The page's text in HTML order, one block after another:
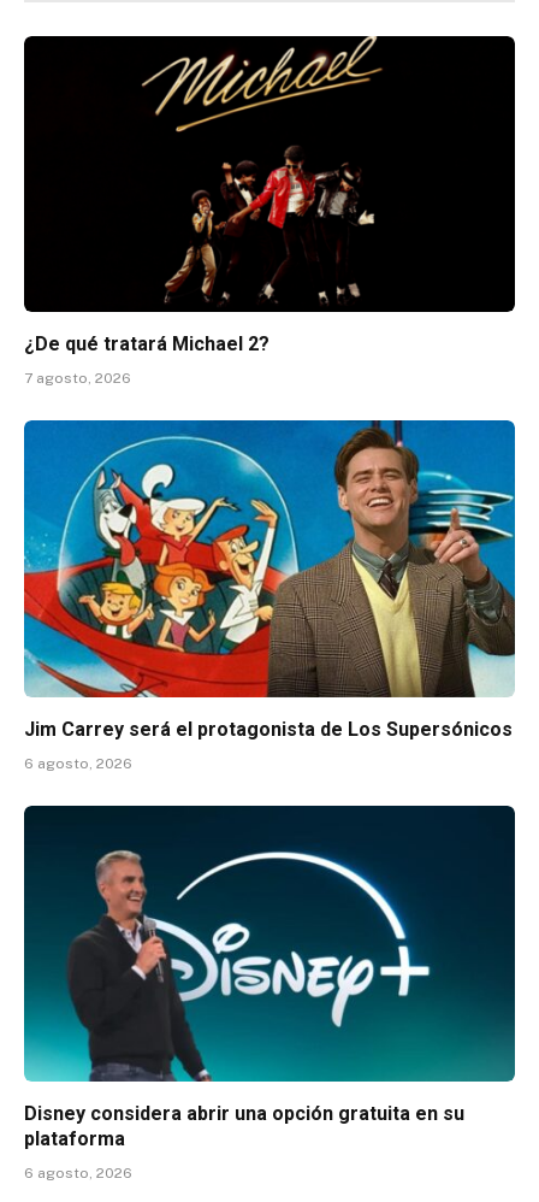
¿De qué tratará Michael 2?
7 agosto, 2026
Jim Carrey será el protagonista de Los Supersónicos
6 agosto, 2026
Disney considera abrir una opción gratuita en su
plataforma
6 agosto, 2026